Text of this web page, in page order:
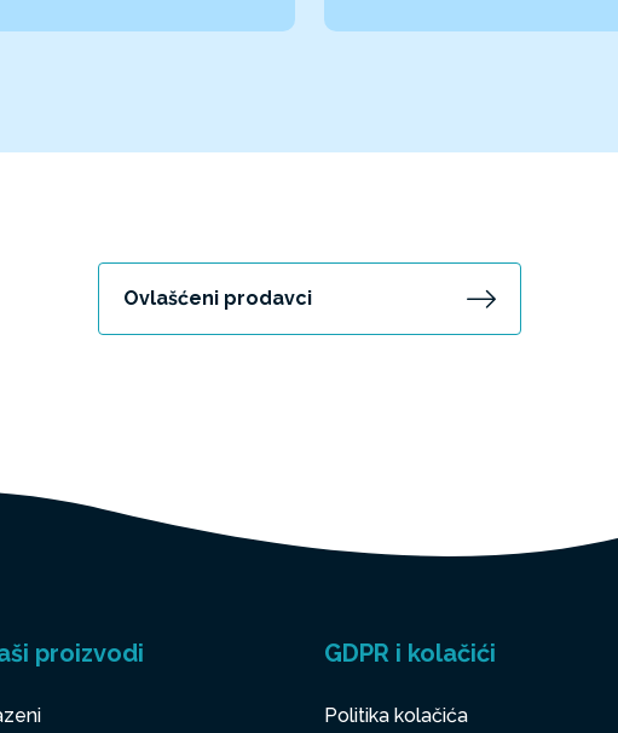
Ovlašćeni prodavci
proizvodi GDPR i kolačići
Politika kolačića